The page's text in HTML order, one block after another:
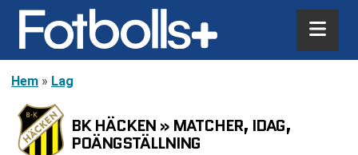
Hem » Lag
BK HÄCKEN » MATCHER, IDAG,
POÄNGSTÄLLNING